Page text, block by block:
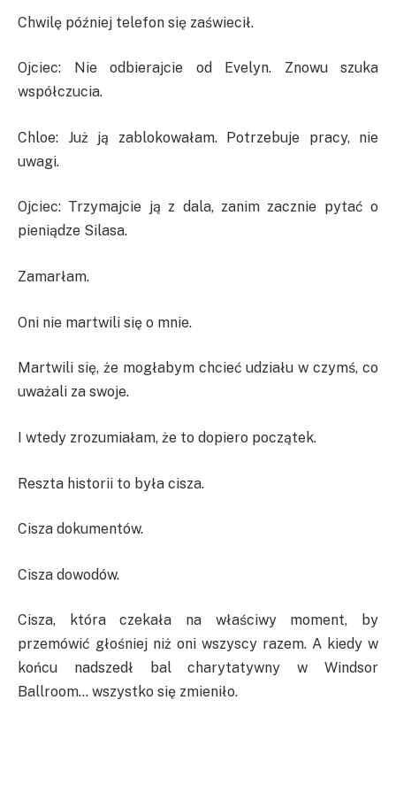
Chwilę później telefon się zaświecił.
Ojciec: Nie odbierajcie od Evelyn. Znowu szuka
współczucia.
Chloe: Już ją zablokowałam. Potrzebuje pracy, nie
uwagi.
Ojciec: Trzymajcie ją z dala, zanim zacznie pytać o
pieniądze Silasa.
Zamarłam.
Oni nie martwili się o mnie.
Martwili się, że mogłabym chcieć udziału w czymś, co
uważali za swoje.
I wtedy zrozumiałam, że to dopiero początek.
Reszta historii to była cisza.
Cisza dokumentów.
Cisza dowodów.
Cisza, która czekała na właściwy moment, by
przemówić głośniej niż oni wszyscy razem. A kiedy w
końcu nadszedł bal charytatywny w Windsor
Ballroom… wszystko się zmieniło.